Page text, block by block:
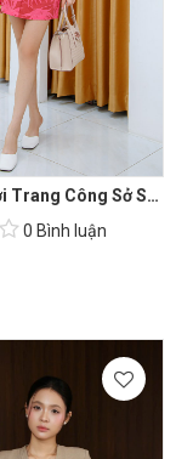
Set Đồ Thời Trang Công Sở Sành Điệu
0 Bình luận